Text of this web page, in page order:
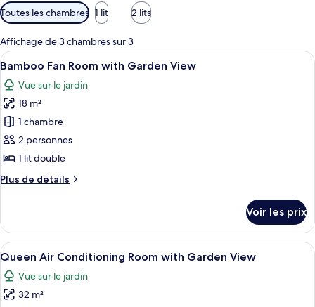
Filtres
disponibles
pour
les
chambres
Toutes les chambres 1 lit 2 lits
Affichage de 3 chambres sur 3
Afficher
toutes
les
photos
pour
ce
type
chambre :
Room
with
Garden
View
Un lit bien fait, doté d’un baldaquin,
7
Bamboo Fan Room with Garden View
Vue sur le jardin
18 m²
1 chambre
2 personnes
1 lit double
Plus de détails
Plus
le
type
de
chambre
Bamboo
Fan
Voir les prix
Afficher
toutes
les
photos
Une chambre d’hôtel avec un lit,
8
Queen Air Conditioning Room with Garden View
Vue sur le jardin
32 m²